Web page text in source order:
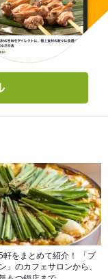
軒をまとめて紹介！ 「ブ
」のカフェサロンから、